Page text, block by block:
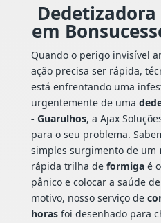
em
Quando o perigo invisível
ação precisa ser rápida,
está enfrentando uma
urgentemente de uma
- Guarulhos, a Ajax
para o seu problema.
simples surgimento de um
rápida trilha de formigaé
pânico e colocar a saúde
motivo, nosso serviço de
horasfoi desenhado para